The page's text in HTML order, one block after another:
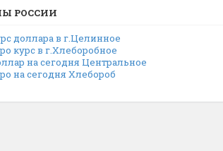
РОССИИ
доллара в г.Целинное
курс в г.Хлеборобное
на сегодня Центральное
на сегодня Хлебороб